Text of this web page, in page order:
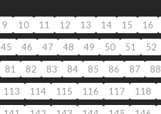
9 10 11 12 13 14 15 16
45 46 47 48 49 50 51 52
81 82 83 84 85 86 87 88
113 114 115 116 117 118